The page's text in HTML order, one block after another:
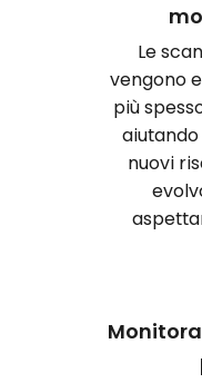
Le
vengono
più
nuovi